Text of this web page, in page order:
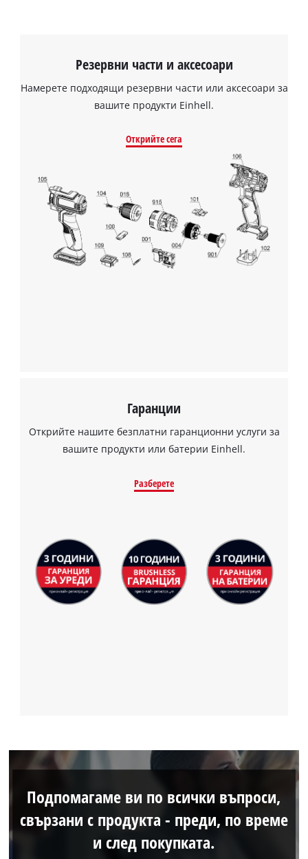
Powered by Usercentrics Consent
Резервни части и аксесоари
Намерете подходящи резервни части или аксесоари за
вашите продукти Einhell.
Открийте сега
Гаранции
Открийте нашите безплатни гаранционни услуги за
вашите продукти или батерии Einhell.
Разберете
Подпомагаме ви по всички въпроси,
свързани с продукта - преди, по време
и след покупката.